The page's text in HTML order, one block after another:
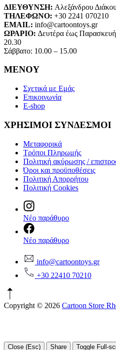
ΔΙΕΥΘΥΝΣΗ: Αλεξάνδρου
ΤΗΛΕΦΩΝΟ: +30 2241 070210
EMAIL: info@cartoontoys.gr
ΩΡΑΡΙΟ: Δευτέρα έως
20.30
Σάββατο: 10.00 – 15.00
ΜΕΝΟΥ
Σχετικά με Εμάς
Επικοινωνία
E-shop
ΧΡΗΣΙΜΟΙ ΣΥΝΔΕΣΜΟΙ
Μεταφορικά
Τρόποι Πληρωμής
Πολιτική ακύρωσης /
Όροι και προϋποθέσεις
Πολιτική Απορρήτου
Πολιτική Cookies
Νέο παράθυρο
Νέο παράθυρο
info@cartoontoys.gr
+30 22410 70210
Copyright © 2026 Cartoon Store
Close (Esc) Share Toggle Full-